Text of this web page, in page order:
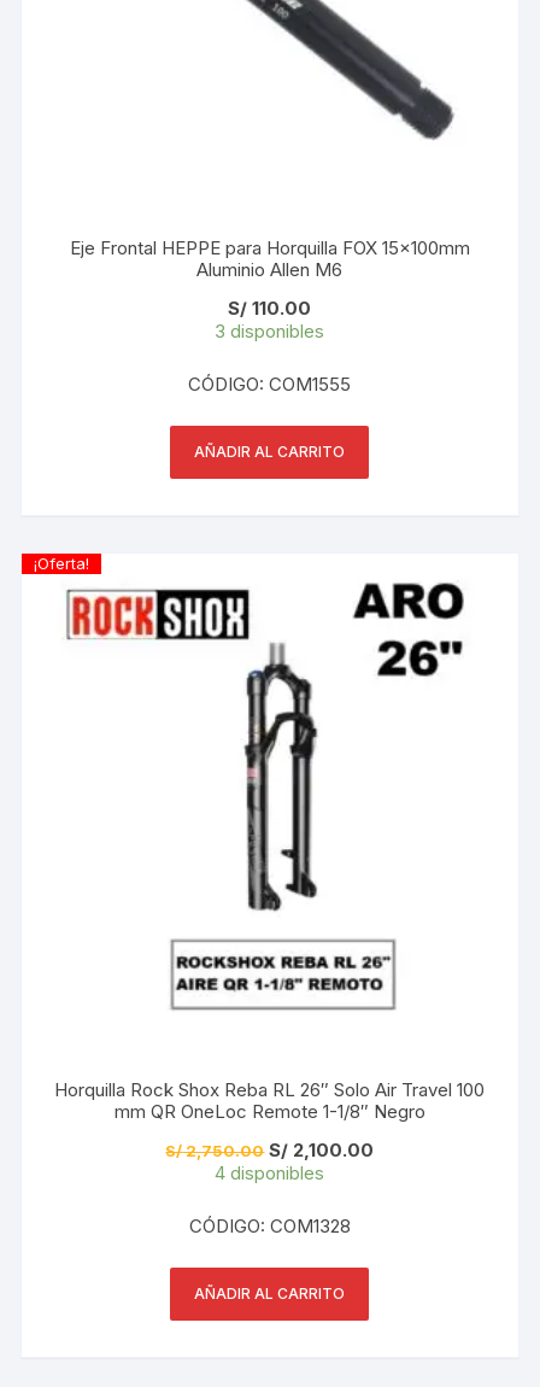
Eje Frontal HEPPE para Horquilla FOX 15x100mm
Aluminio Allen M6
S/ 110.00
3 disponibles
CÓDIGO: COM1555
AÑADIR AL CARRITO
¡Oferta!
Horquilla Rock Shox Reba RL 26″ Solo Air Travel 100
mm QR OneLoc Remote 1-1/8″ Negro
S/2,750.00 El
precio
original
S/ 2,750.00.
S/ 2,100.00
4 disponibles
CÓDIGO: COM1328
AÑADIR AL CARRITO